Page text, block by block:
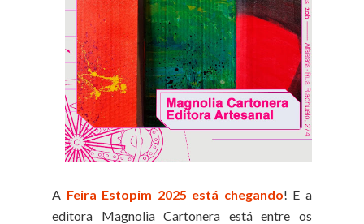
A Feira Estopim 2025 está chegando! E a
editora Magnolia Cartonera está entre os